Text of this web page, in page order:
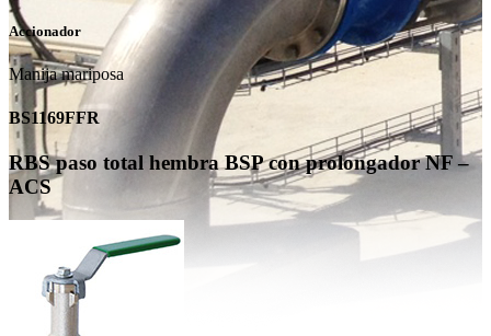
Accionador
Manija mariposa
BS1169FFR
RBS paso total hembra BSP con prolongador NF –
ACS